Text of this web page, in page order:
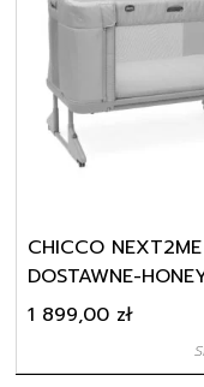
CHICCO
DOSTAWNE-
1 899,00 zł